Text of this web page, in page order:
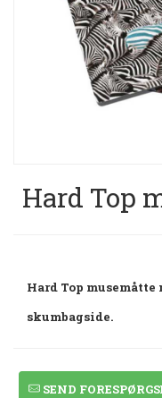
Hard Top
Hard Top
skumbagside.
SEND